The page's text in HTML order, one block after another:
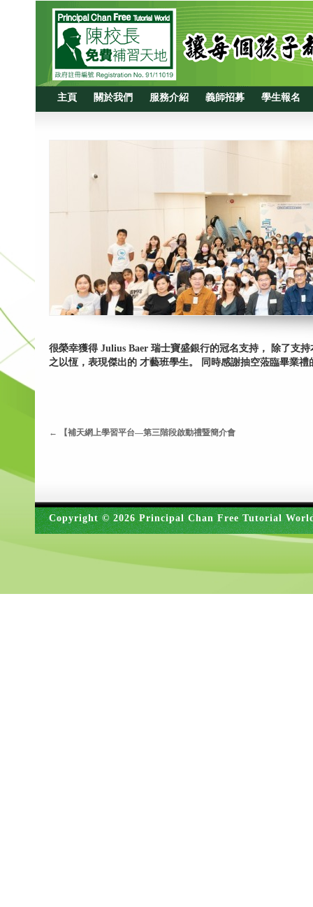
主頁 關於我們 服務介紹 義師招募 學生報名
很榮幸獲得 Julius Baer 瑞士寶盛銀行的冠名支持， 除了支
之以恆，表現傑出的 才藝班學生。 同時感謝抽空蒞臨畢業
← 【補天網上學習平台—第三階段啟動禮暨簡介會
Copyright © 2026 Principal Chan Free Tutorial